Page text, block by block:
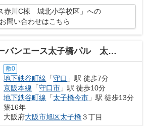
赤川C棟 城北小学校区」への
お問い合わせはこちら
ンエース太子橋パル 太子橋小学校区
敷0
地下鉄谷町線 「守口 」駅 徒歩7分
京阪本線 「守口市 」駅 徒歩10分
地下鉄谷町線 「太子橋今市 」駅 徒歩13分
築16年
大阪府大阪市旭区太子橋３丁目